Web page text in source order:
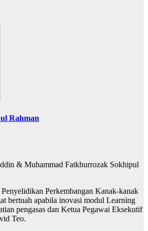
Rahman
& Muhammad Fatkhurrozak Sokhipul
Penyelidikan Perkembangan Kanak-kanak
bertuah apabila inovasi modul Learning
pengasas dan Ketua Pegawai Eksekutif
Teo.